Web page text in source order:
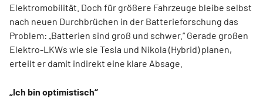
Elektromobilität. Doch für größere Fahrzeuge bleibe selbst
nach neuen Durchbrüchen in der Batterieforschung das
Problem: „Batterien sind groß und schwer.“ Gerade großen
Elektro-LKWs wie sie Tesla und Nikola (Hybrid) planen,
erteilt er damit indirekt eine klare Absage.
„Ich bin optimistisch“